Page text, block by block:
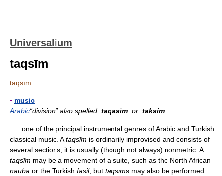
Universalium
taqsīm
taqsīm
▪ music
Arabic“division” also spelled taqasīm or taksim
one of the principal instrumental genres of Arabic and Turkish
classical music. Ataqsīm is ordinarily improvised and consists of
several sections; it is usually (though not always) nonmetric. A
taqsīm may be a movement of a suite, such as the North African
nauba or the Turkish fasil, but taqsīms may also be performed